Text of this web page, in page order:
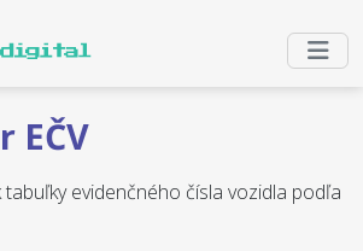
EČV
evidenčného čísla vozidla podľa